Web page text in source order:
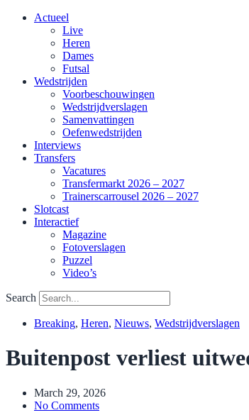
Actueel
Live
Heren
Dames
Futsal
Wedstrijden
Voorbeschouwingen
Wedstrijdverslagen
Samenvattingen
Oefenwedstrijden
Interviews
Transfers
Vacatures
Transfermarkt 2026 – 2027
Trainerscarrousel 2026 – 2027
Slotcast
Interactief
Magazine
Fotoverslagen
Puzzel
Video’s
Search
Breaking, Heren, Nieuws, Wedstrijdverslagen
Buitenpost verliest
March 29, 2026
No Comments